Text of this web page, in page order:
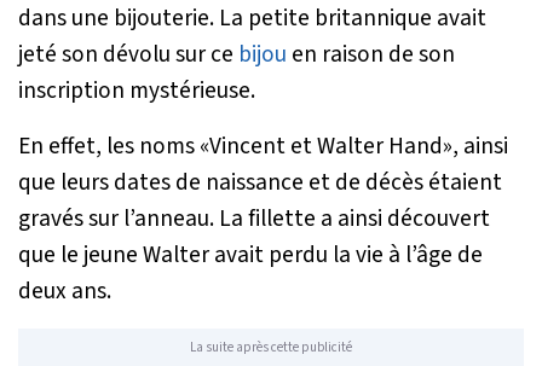
dans une bijouterie. La petite britannique avait
jeté son dévolu sur ce bijou en raison de son
inscription mystérieuse.
En effet, les noms «Vincent et Walter Hand», ainsi
que leurs dates de naissance et de décès étaient
gravés sur l’anneau. La fillette a ainsi découvert
que le jeune Walter avait perdu la vie à l’âge de
deux ans.
La suite après cette publicité